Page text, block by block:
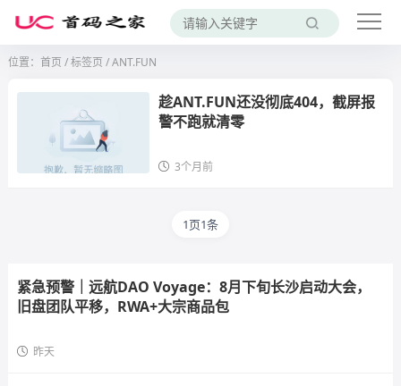
位置： 首页 /标签页 / ANT.FUN
趁ANT.FUN还没彻底404，截屏报
警不跑就清零
3个月前
1页1条
紧急预警｜远航DAO Voyage：8月下旬长沙启动大会，
旧盘团队平移，RWA+大宗商品包
昨天